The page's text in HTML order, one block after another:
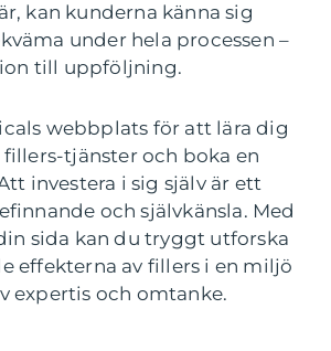
kan kunderna känna sig
under hela processen –
till uppföljning.
webbplats för att lära dig
tjänster och boka en
investera i sig själv är ett
och självkänsla. Med
sida kan du tryggt utforska
effekterna av fillers i en miljö
expertis och omtanke.